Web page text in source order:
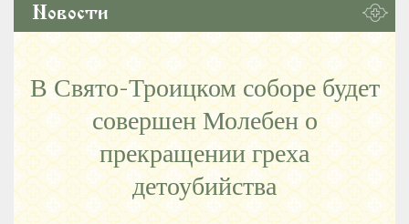
Новости
В Свято-Троицком соборе будет
совершен Молебен о
прекращении греха
детоубийства